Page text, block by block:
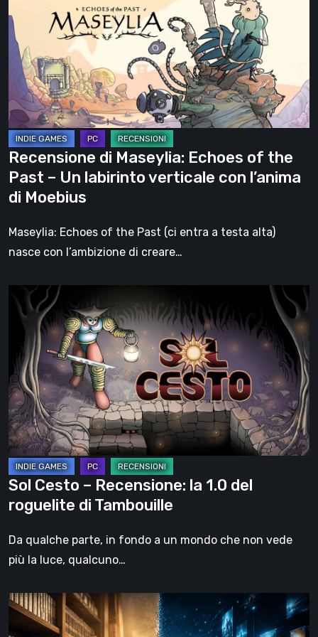
Echoes
of
the
Past
–
Un
labirinto
verticale
con
l’anima
di
Recensione di Maseylia: Echoes of the
Past – Un labirinto verticale con l’anima
di Moebius
Maseylia: Echoes of the Past (ci entra a testa alta)
nasce con l’ambizione di creare…
Cesto
Recensione:
la
1.0
del
roguelite
di
Tambouille
Sol Cesto – Recensione: la 1.0 del
roguelite di Tambouille
Da qualche parte, in fondo a un mondo che non vede
più la luce, qualcuno…
Il
futuro